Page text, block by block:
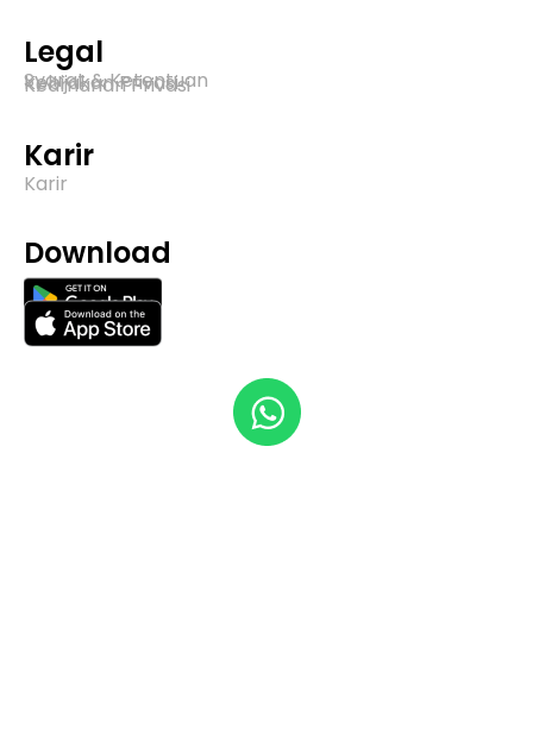
Legal
Syarat & Ketentuan
Kebijakan Privasi
Keamanan Privasi
Karir
Karir
Download​